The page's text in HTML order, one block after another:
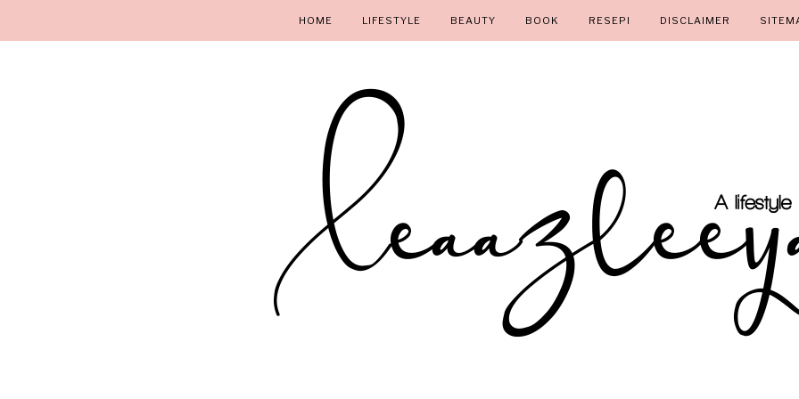
HOME LIFESTYLE BEAUTY BOOK RESEPI DISCLAIMER